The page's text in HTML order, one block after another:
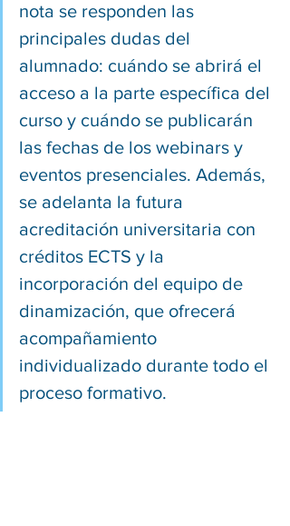
nota se responden las
principales dudas del
alumnado: cuándo se abrirá el
acceso a la parte específica del
curso y cuándo se publicarán
las fechas de los webinars y
eventos presenciales. Además,
se adelanta la futura
acreditación universitaria con
créditos ECTS y la
incorporación del equipo de
dinamización, que ofrecerá
acompañamiento
individualizado durante todo el
proceso formativo.